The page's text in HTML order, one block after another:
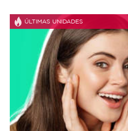
ÚLTIMAS UNIDADES